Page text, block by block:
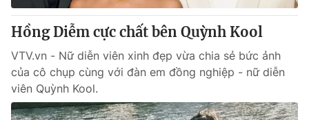
Hồng Diễm cực chất bên Quỳnh Kool
VTV.vn - Nữ diễn viên xinh đẹp vừa chia sẻ bức ảnh
của cô chụp cùng với đàn em đồng nghiệp - nữ diễn
viên Quỳnh Kool.